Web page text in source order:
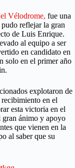
Vélodrome, fue una
reflejar la gran
de Luis Enrique.
al equipo a ser
en candidato en
solo en el primer año
explotaron de
en el
esta victoria en el
gran ánimo y apoyo
que vienen en la
al saber que su